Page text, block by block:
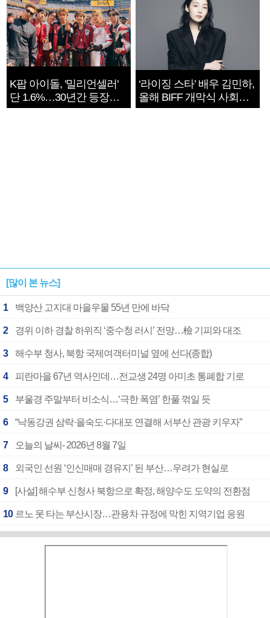
K팝 아이돌, '밀리언셀러'
단 1.6%…30년간 등장
1182개팀 전수조사
‘라이징 스타’ 배우 김민하,
올해 BIFF 개막식 사회자
확정
[많이 본 뉴스]
1 백양산 고지대 마을우물 55년 만에 바닥
2 경위 이하 경찰 하위직 ‘중수청 러시’ 전망…檢 기피와 대조
3 해수부 청사, 북항 국제여객터미널 옆에 선다(종합)
4 피란마을 67년 역사인데…전교생 24명 아미초 통폐합 기로
5 부울경 주말부터 비소식…‘극한 폭염’ 한풀 꺾일 듯
6 “낙동강권 삼락·을숙도·다대포 연결해 서부산 관광 키우자”
7 오늘의 날씨- 2026년 8월 7일
8 외국인 선원 ‘인신매매 경유지’ 된 부산…우려가 현실로
9 [사설] 해수부 신청사 북항으로 확정, 해양수도 도약의 전환점
10 르노 못 타는 부산시장…관용차 규정에 막힌 지역기업 응원